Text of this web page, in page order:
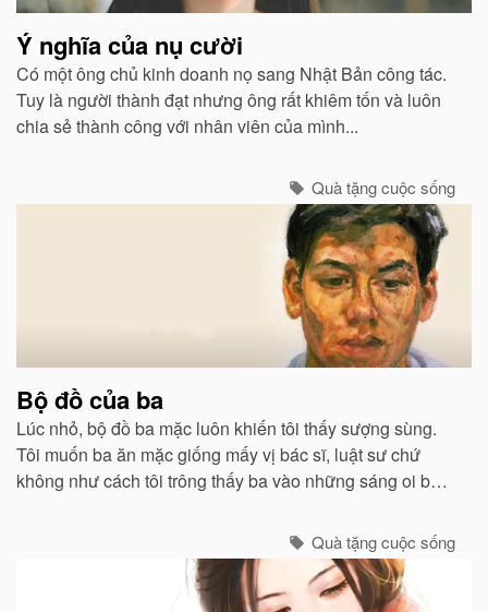
Ý nghĩa của nụ cười
Có một ông chủ kinh doanh nọ sang Nhật Bản công tác.
Tuy là người thành đạt nhưng ông rất khiêm tốn và luôn
chia sẻ thành công với nhân viên của mình...
Quà tặng cuộc sống
Bộ đồ của ba
Lúc nhỏ, bộ đồ ba mặc luôn khiến tôi thấy sượng sùng.
Tôi muốn ba ăn mặc giống mấy vị bác sĩ, luật sư chứ
không như cách tôi trông thấy ba vào những sáng oi bức
Quà tặng cuộc sống